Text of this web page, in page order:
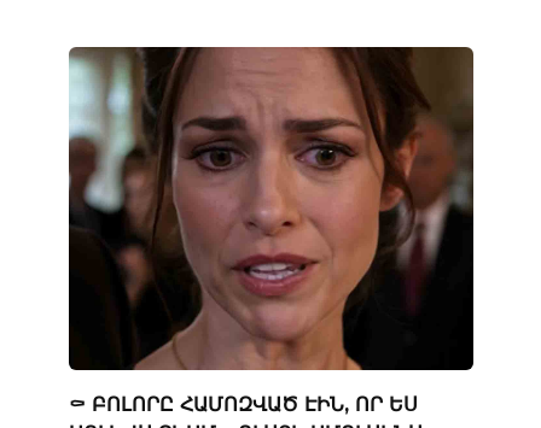
⚰️ ԲՈԼՈՐԸ ՀԱՄՈԶՎԱԾ ԷԻՆ, ՈՐ ԵՍ